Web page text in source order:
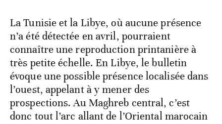
Lire aussi :Indice 2026 du
développement humain: les
inégalités font perdre à
l’Afrique 30% de son potentiel
La Tunisie et la Libye, où aucune présence
n’a été détectée en avril, pourraient